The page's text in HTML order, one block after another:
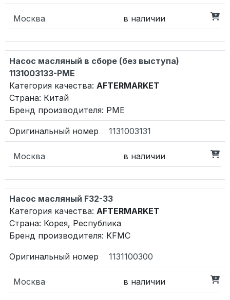
Москва в наличии
Насос масляный в сборе (без выступа)
1131003133-PME
Категория качества: AFTERMARKET
Страна: Китай
Бренд производителя: PME
1131003131
Москва в наличии
Насос масляный F32-33
Категория качества: AFTERMARKET
Страна: Корея, Республика
Бренд производителя: KFMC
1131100300
Москва в наличии